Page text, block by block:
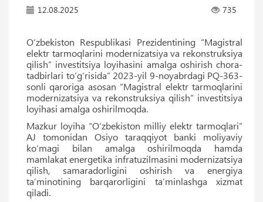
12.08.2025 735
O‘zbekiston Respublikasi Prezidentining “Magistral
elektr tarmoqlarini modernizatsiya va rekonstruksiya
qilish” investitsiya loyihasini amalga oshirish chora-
tadbirlari to‘g‘risida” 2023-yil 9-noyabrdagi PQ-363-
sonli qaroriga asosan “Magistral elektr tarmoqlarini
modernizatsiya va rekonstruksiya qilish” investitsiya
loyihasi amalga oshirilmoqda.
Mazkur loyiha “O‘zbekiston milliy elektr tarmoqlari”
AJ tomonidan Osiyo taraqqiyot banki moliyaviy
ko‘magi bilan amalga oshirilmoqda hamda
mamlakat energetika infratuzilmasini modernizatsiya
qilish, samaradorligini oshirish va energiya
taʼminotining barqarorligini taʼminlashga xizmat
qiladi.